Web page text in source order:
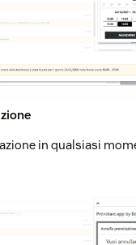
in qualsiasi